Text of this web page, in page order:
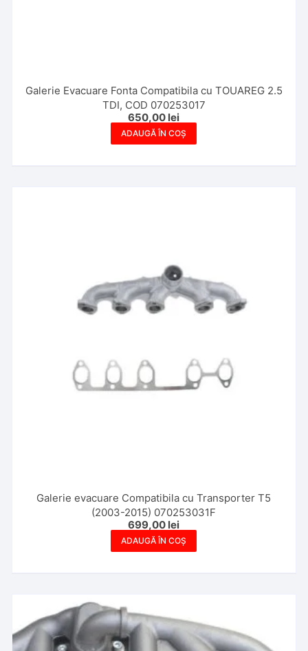
Galerie Evacuare Fonta Compatibila cu TOUAREG 2.5
TDI, COD 070253017
650,00 lei
ADAUGĂ ÎN COȘ
Galerie evacuare Compatibila cu Transporter T5
(2003-2015) 070253031F
699,00 lei
ADAUGĂ ÎN COȘ